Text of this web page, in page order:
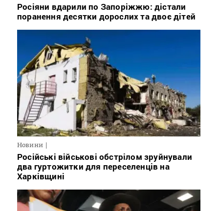
Росіяни вдарили по Запоріжжю: дістали
поранення десятки дорослих та двоє дітей
Новини
Російські військові обстрілом зруйнували
два гуртожитки для переселенців на
Харківщині